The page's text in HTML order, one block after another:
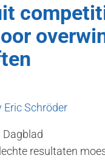
Eric Schröder
Dagblad
resultaten